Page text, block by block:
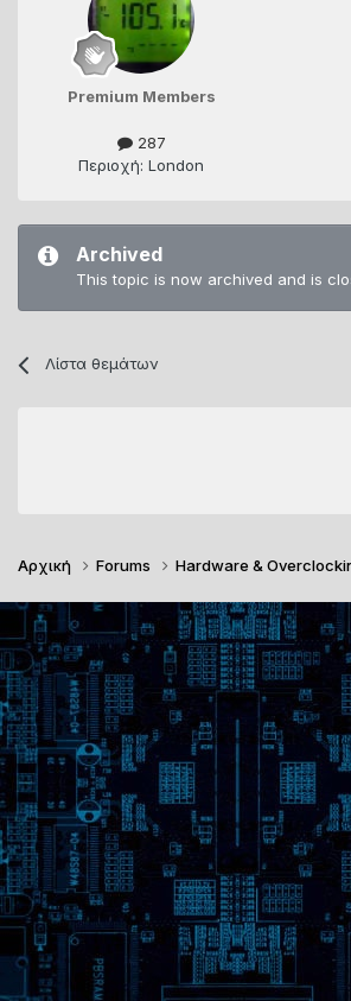
Premium Members
287
Περιοχή: London
Archived
This topic is now archived and is
Λίστα θεμάτων
Αρχική Forums Hardware &